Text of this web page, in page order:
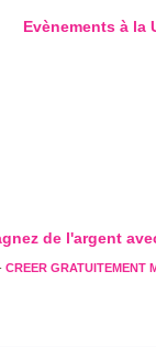
Evènements à la
de l'argent
CREER GRATUITEMENT